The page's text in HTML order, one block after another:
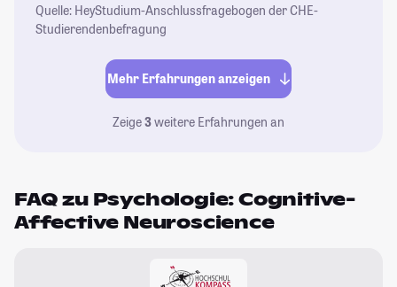
Quelle: HeyStudium-Anschlussfragebogen der CHE-
Studierendenbefragung
Mehr Erfahrungen anzeigen
Zeige3weitere Erfahrungen an
FAQ zu Psychologie: Cognitive-
Affective Neuroscience